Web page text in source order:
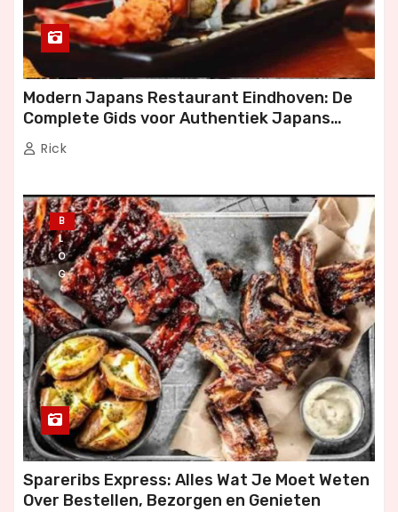
Modern Japans Restaurant Eindhoven: De
Complete Gids voor Authentiek Japans
Dineren
Rick
B
L
O
G
Spareribs Express: Alles Wat Je Moet Weten
Over Bestellen, Bezorgen en Genieten